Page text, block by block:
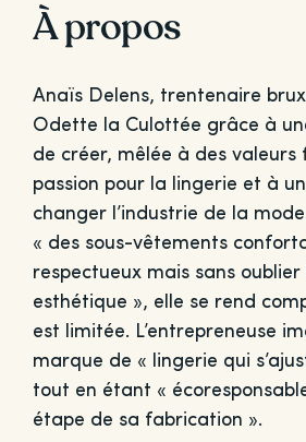
À propos
Anaïs Delens, trentenaire
Odette la Culottée grâce à
de créer, mêlée à des valeurs
passion pour la lingerie et à
changer l’industrie de la
« des sous-vêtements
respectueux mais sans oublier
esthétique », elle se rend
est limitée. L’entrepreneuse
marque de « lingerie qui
tout en étant «
étape de sa fabrication ».